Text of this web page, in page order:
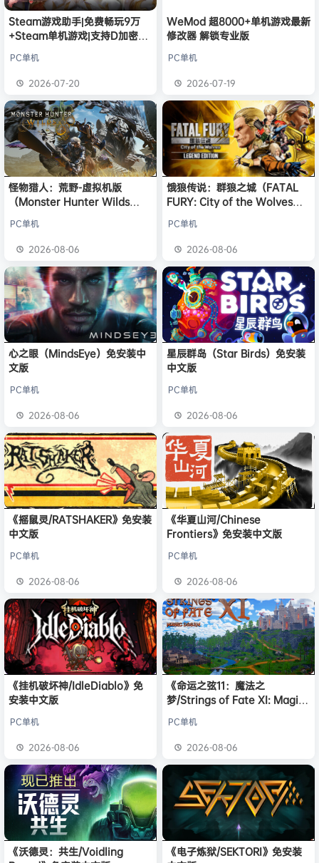
欢迎有*酱 加入本站
12小时前
e******i 签到获取 43 点积分 14小时前
8月6日
点积分 8月6日
Steam游戏助手|免费畅玩9万
+Steam单机游戏|支持D加密以
PC单机
2026-07-20
WeMod 超8000+单机游戏最新
修改器 解锁专业版
PC单机
2026-07-19
怪物猎人：荒野-虚拟机版
（Monster Hunter Wilds
PC单机
2026-08-06
饿狼传说：群狼之城（FATAL
FURY: City of the Wolves）
PC单机
2026-08-06
心之眼（MindsEye）免安装中
文版
PC单机
2026-08-06
星辰群岛（Star Birds）免安装
中文版
PC单机
2026-08-06
《摇鼠灵/RATSHAKER》免安装
中文版
PC单机
2026-08-06
《华夏山河/Chinese
Frontiers》免安装中文版
PC单机
2026-08-06
《挂机破坏神/IdleDiablo》免
安装中文版
PC单机
2026-08-06
《命运之弦11：魔法之
梦/Strings of Fate XI: Magic
PC单机
2026-08-06
《沃德灵：共生/Voidling
《电子炼狱/SEKTORI》免安装